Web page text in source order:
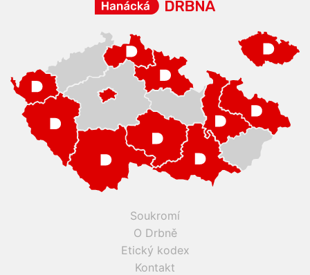
Soukromí
O Drbně
Etický kodex
Kontakt